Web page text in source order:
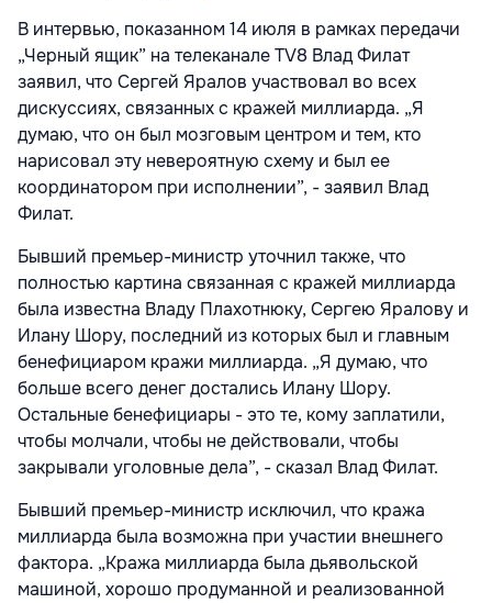
В интервью, показанном 14 июля в рамках передачи
„Черный ящик” на телеканале TV8 Влад Филат
заявил, что Сергей Яралов участвовал во всех
дискуссиях, связанных с кражей миллиарда. „Я
думаю, что он был мозговым центром и тем, кто
нарисовал эту невероятную схему и был ее
координатором при исполнении”, - заявил Влад
Филат.
Бывший премьер-министр уточнил также, что
полностью картина связанная с кражей миллиарда
была известна Владу Плахотнюку, Сергею Яралову и
Илану Шору, последний из которых был и главным
бенефициаром кражи миллиарда. „Я думаю, что
больше всего денег достались Илану Шору.
Остальные бенефициары - это те, кому заплатили,
чтобы молчали, чтобы не действовали, чтобы
закрывали уголовные дела”, - сказал Влад Филат.
Бывший премьер-министр исключил, что кража
миллиарда была возможна при участии внешнего
фактора. „Кража миллиарда была дьявольской
машиной, хорошо продуманной и реализованной